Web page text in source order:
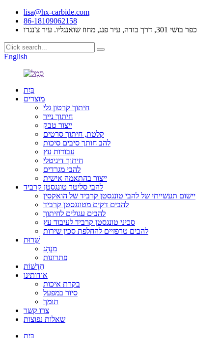
lisa@hx-carbide.com
86-18109062158
כפר בושי 301, דרך בודה, עיר פנג, מחוז שואנגליו. עיר צ'נגדו
English
בַּיִת
מוצרים
חיתוך קרטון גלי
חיתוך נייר
ייצור טבק
קלטת, חיתוך סרטים
להב חותך סיבים סיכות
עבודות עץ
חיתוך דיגיטלי
להבי מגרדים
ייצור בהתאמה אישית
להבי סליטר טונגסטן קרביד
יישום תעשייתי של להבי טונגסטן קרביד של הואקסין
להבים דקים מטונגסטן קרביד
להבים עגולים לחיתוך
סכיני טונגסטן קרביד לעיבוד עץ
להבים טרפזיים להחלפת סכין שירות
שֵׁרוּת
מִנְהָג
פתרונות
חֲדָשׁוֹת
אודותינו
בקרת איכות
סיור במפעל
תומך
צרו קשר
שאלות נפוצות
בַּיִת